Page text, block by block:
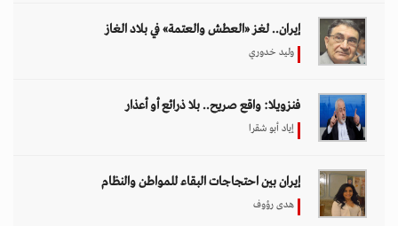
إيران.. لغز «العطش والعتمة» في بلاد الغاز
وليد خدوري
فنزويلا: واقع صريح.. بلا ذرائع أو أعذار
إياد أبو شقرا
إيران بين احتجاجات البقاء للمواطن والنظام
هدى رؤوف